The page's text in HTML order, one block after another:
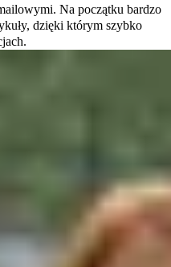
Na początku bardzo
dzięki którym szybko